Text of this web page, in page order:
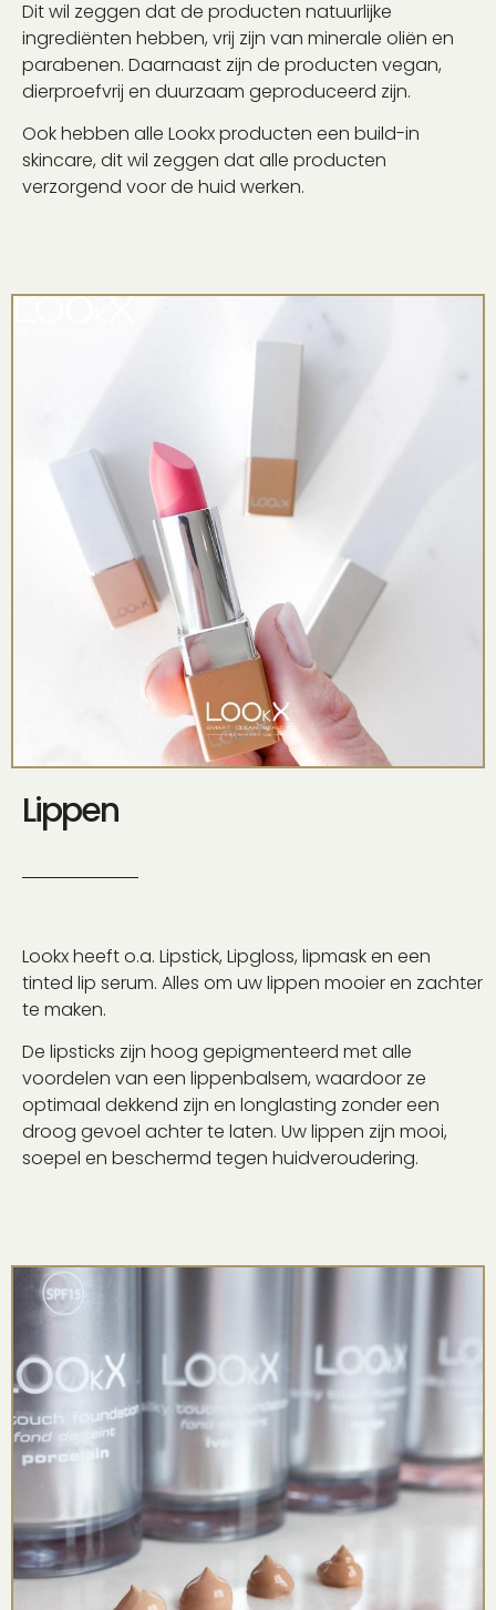
Dit wil zeggen dat de producten natuurlijke
ingrediënten hebben, vrij zijn van minerale oliën en
parabenen. Daarnaast zijn de producten vegan,
dierproefvrij en duurzaam geproduceerd zijn.
Ook hebben alle Lookx producten een build-in
skincare, dit wil zeggen dat alle producten
verzorgend voor de huid werken.
Lippen
Lookx heeft o.a. Lipstick, Lipgloss, lipmask en een
tinted lip serum. Alles om uw lippen mooier en zachter
te maken.
De lipsticks zijn hoog gepigmenteerd met alle
voordelen van een lippenbalsem, waardoor ze
optimaal dekkend zijn en longlasting zonder een
droog gevoel achter te laten. Uw lippen zijn mooi,
soepel en beschermd tegen huidveroudering.